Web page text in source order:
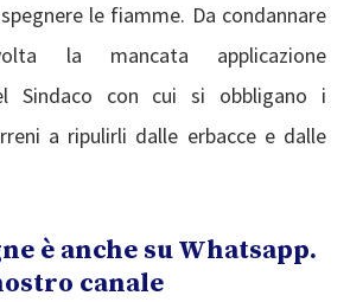
le fiamme. Da condannare
la mancata applicazione
Sindaco con cui si obbligano i
a ripulirli dalle erbacce e dalle
è anche su Whatsapp.
canale